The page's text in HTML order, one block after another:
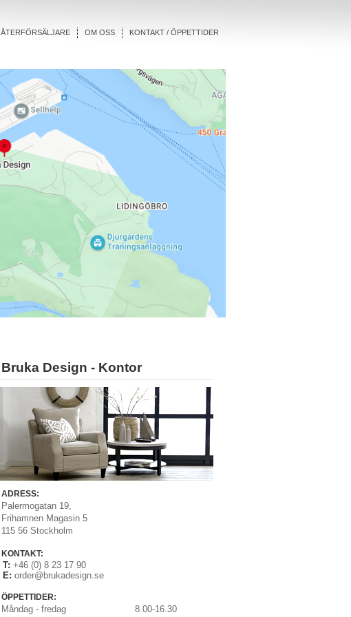
ÅTERFÖRSÄLJARE OM OSS KONTAKT / ÖPPETTIDER
Bruka Design - Kontor
ADRESS:
Palermogatan 19,
Frihamnen Magasin 5
115 56 Stockholm
KONTAKT:
T: +46 (0) 8 23 17 90
E: order@brukadesign.se
ÖPPETTIDER:
Måndag - fredag 8.00-16.30